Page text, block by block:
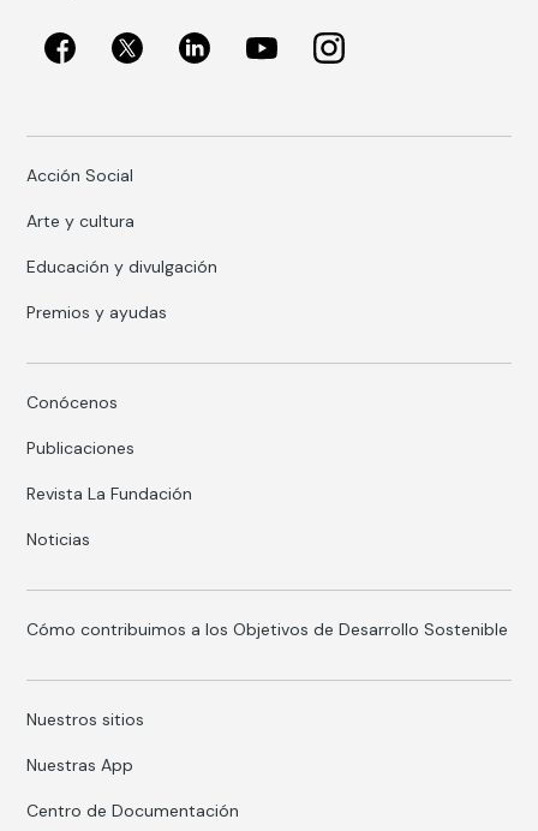
Acción Social
Arte y cultura
Educación y divulgación
Premios y ayudas
Conócenos
Publicaciones
Revista La Fundación
Noticias
Cómo contribuimos a los Objetivos de Desarrollo Sostenible
Nuestros sitios
Nuestras App
Centro de Documentación